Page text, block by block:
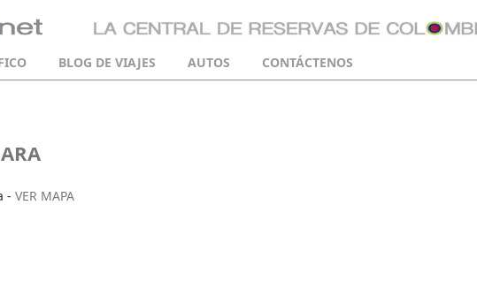
BLOG DE VIAJES AUTOS CONTÁCTENOS
- VER MAPA